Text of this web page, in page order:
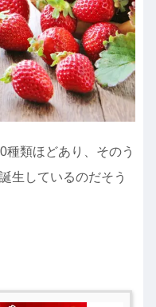
種類ほどあり、そのう
生しているのだそう